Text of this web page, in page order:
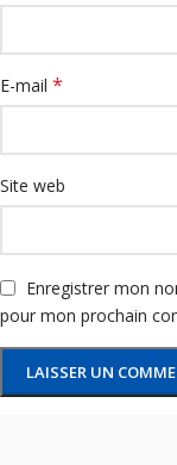
E-mail *
Site web
Enregistrer mon
pour mon prochain